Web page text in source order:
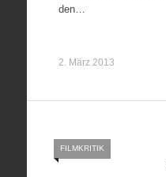
den…
2. März 2013
FILMKRITIK